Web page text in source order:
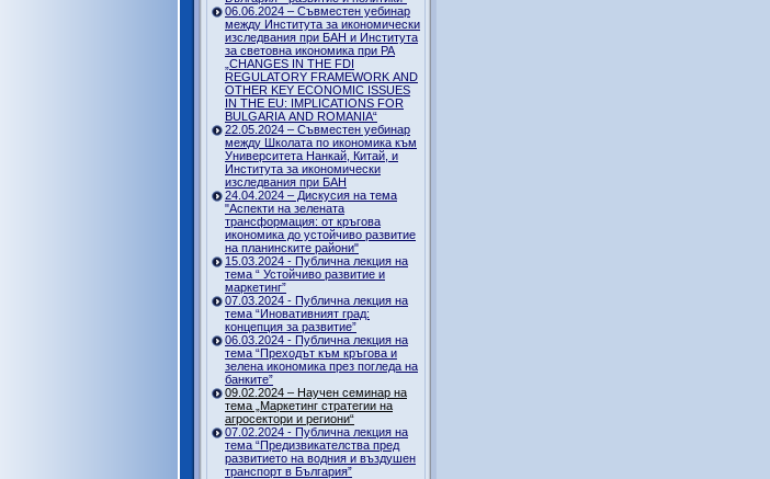
06.06.2024 – Съвместен уебинар
между Института за икономически
изследвания при БАН и Института
за световна икономика при РА
„CHANGES IN THE FDI
REGULATORY FRAMEWORK AND
OTHER KEY ECONOMIC ISSUES
IN THE EU: IMPLICATIONS FOR
BULGARIA AND ROMANIA“
22.05.2024 – Съвместен уебинар
между Школата по икономика към
Университета Нанкай, Китай, и
Института за икономически
изследвания при БАН
24.04.2024 – Дискусия на тема
"Аспекти на зелената
трансформация: от кръгова
икономика до устойчиво развитие
на планинските райони"
15.03.2024 - Публична лекция на
тема “ Устойчиво развитие и
маркетинг”
07.03.2024 - Публична лекция на
тема “Иновативният град:
концепция за развитие”
06.03.2024 - Публична лекция на
тема “Преходът към кръгова и
зелена икономика през погледа на
банките”
09.02.2024 – Научен семинар на
тема „Маркетинг стратегии на
агросектори и региони“
07.02.2024 - Публична лекция на
тема “Предизвикателства пред
развитието на водния и въздушен
транспорт в България”